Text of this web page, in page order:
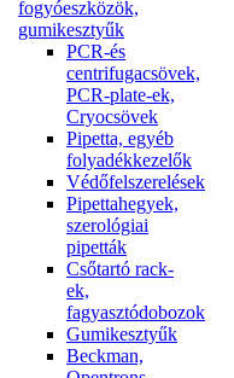
fogyóeszközök,
gumikesztyűk
PCR-és
centrifugacsövek,
PCR-plate-ek,
Cryocsövek
Pipetta, egyéb
folyadékkezelők
Védőfelszerelések
Pipettahegyek,
szerológiai
pipetták
Csőtartó rack-
ek,
fagyasztódobozok
Gumikesztyűk
Beckman,